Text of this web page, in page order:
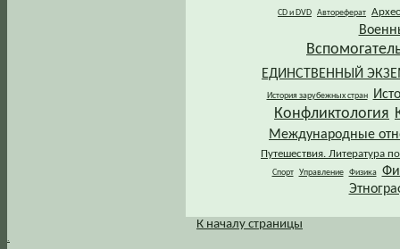
CD и DVD Автореферат
ЕДИНСТВЕННЫЙ
История зарубежных стран
Конфликтология
Международные
Путешествия. Литература
Спорт Управление Физика
.
К началу страницы